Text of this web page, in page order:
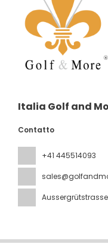
Italia Golf and
Contatto
+41 445514093